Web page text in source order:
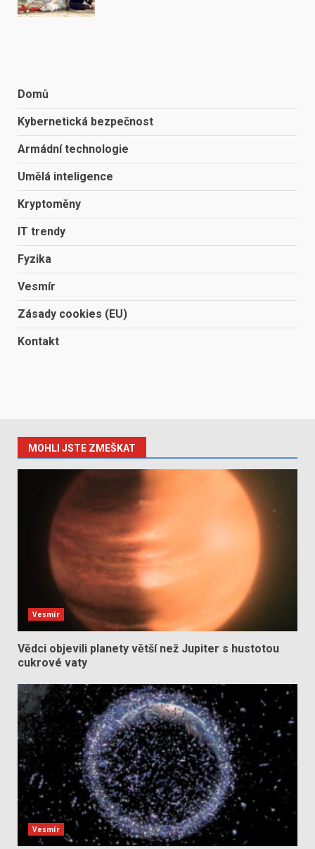
Domů
Kybernetická bezpečnost
Armádní technologie
Umělá inteligence
Kryptoměny
IT trendy
Fyzika
Vesmír
Zásady cookies (EU)
Kontakt
MOHLI JSTE ZMEŠKAT
Vesmír
Vědci objevili planety větší než Jupiter s hustotou
cukrové vaty
Vesmír